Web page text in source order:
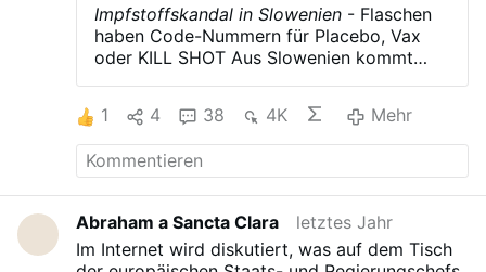
Impfstoffskandal in Slowenien - Flaschen
haben Code-Nummern für Placebo, Vax
oder KILL SHOT Aus Slowenien kommt
bestätigt, weltweit ein unvorstellbares
Echo hervorrufen wird.
Am Samstag, dem
20. November 2021, kündigte die leitende
Krankenschwester
zuständigist undalles verwaltet,ihren
Job,trat vor die Fernsehkameras und
1 4 38 4K Mehr
Abraham a Sancta Clara
letztes Jahr
Im Internet wird diskutiert, was auf dem Tisch